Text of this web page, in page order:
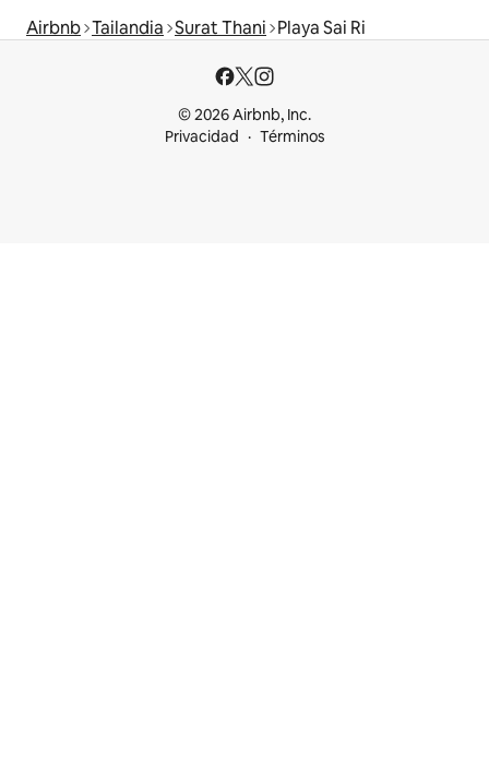
Airbnb Tailandia Surat Thani Playa Sai Ri
© 2026 Airbnb, Inc.
Privacidad
Términos